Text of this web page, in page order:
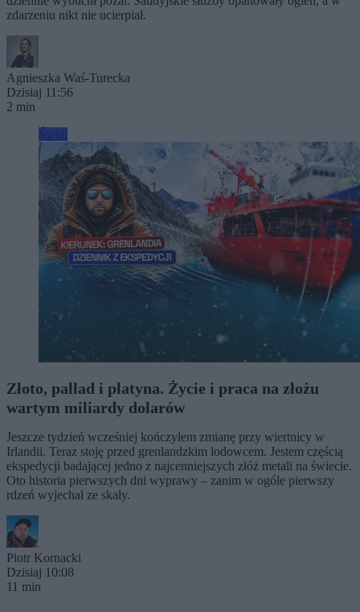
zdarzeniu nikt nie ucierpiał.
Agnieszka Waś-Turecka
Dzisiaj 11:56
2 min
Złoto, pallad i platyna. Życie i praca na złożu
wartym miliardy dolarów
Jeszcze tydzień wcześniej kończyłem zmianę przy wiertnicy w
Irlandii. Teraz stoję przed grenlandzkim lodowcem. Jestem częścią
ekspedycji badającej jedno z najcenniejszych złóż metali na świecie.
Oto historia pierwszych dni wyprawy – zanim w ogóle pierwszy
rdzeń wyjechał ze skały.
Piotr Kornacki
Dzisiaj 10:08
11 min